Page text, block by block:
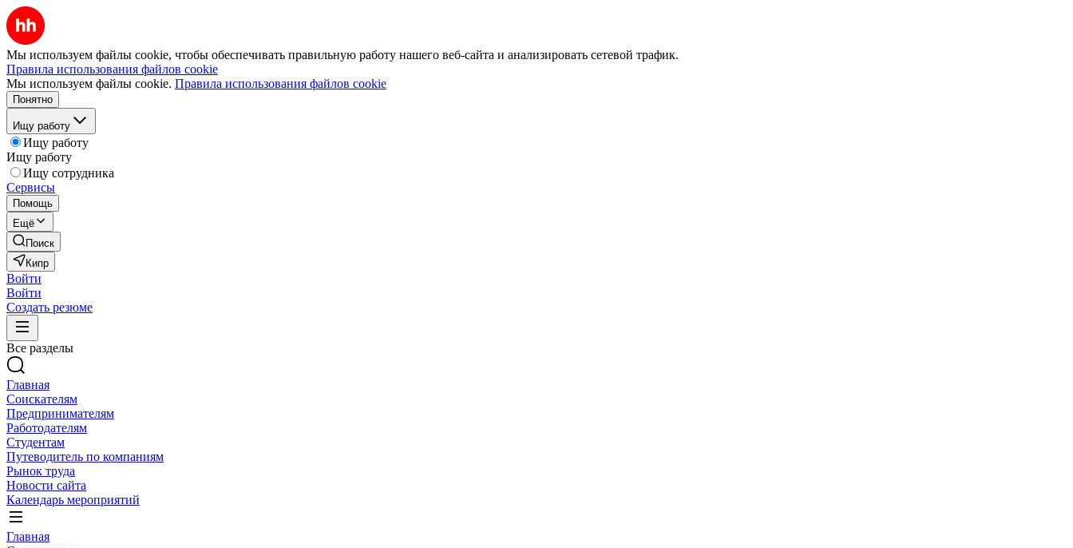
Мы используем файлы cookie, чтобы обеспечивать правильную работу нашего веб-сайта и анализировать сетевой трафик.
Правила использования файлов cookie
Мы используем файлы cookie. Правила использования файлов cookie
Понятно
Ищу работу
Ищу работу
Ищу работу
Ищу сотрудника
Сервисы
Помощь
Ещё
Поиск
Кипр
Войти
Войти
Создать резюме
Все разделы
Главная
Соискателям
Предпринимателям
Работодателям
Студентам
Путеводитель по компаниям
Рынок труда
Новости сайта
Календарь мероприятий
Главная